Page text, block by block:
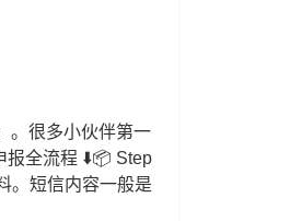
。很多小伙伴第一
报全流程 ⬇️📦 Step
。短信内容一般是